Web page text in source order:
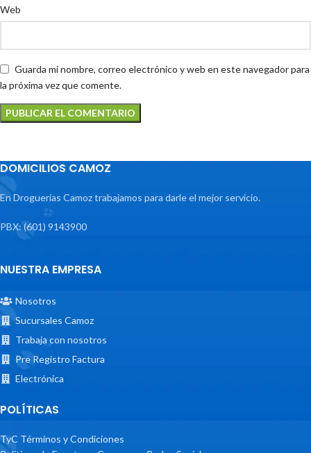
Web
Guarda mi nombre, correo electrónico y web en este navegador para
la próxima vez que comente.
DOMICILIOS CAMOZ
En Droguerías Camoz trabajamos para darle el mejor servicio.
PBX: (601) 9143900
NUESTRA EMPRESA
Nosotros
Sucursales Camoz
Trabaja con nosotros
Pre Registro Factura
Electrónica
POLÍTICAS
TyC Términos y Condiciones